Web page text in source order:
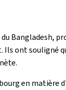
Bangladesh,
ont
en